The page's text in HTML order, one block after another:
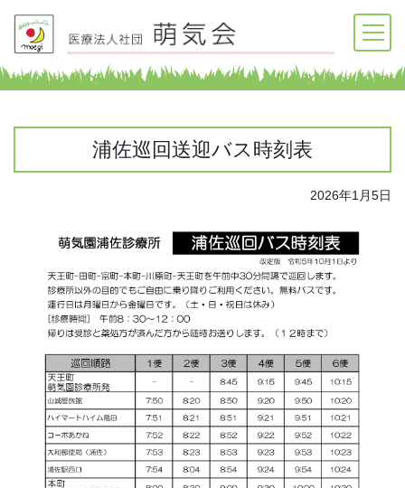
浦佐巡回送迎バス時刻表
2026年1月5日